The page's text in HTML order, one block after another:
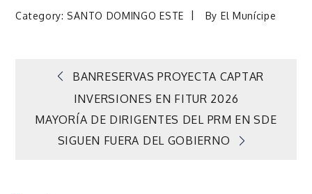
Category: SANTO DOMINGO ESTE By El Munícipe
Navegación
de
BANRESERVAS PROYECTA CAPTAR
INVERSIONES EN FITUR 2026
MAYORÍA DE DIRIGENTES DEL PRM EN SDE
SIGUEN FUERA DEL GOBIERNO